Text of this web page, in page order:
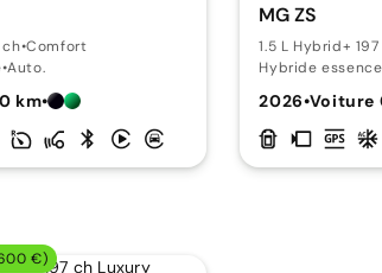
ch•Comfort
•Auto.
km•
MG ZS
1.5 L Hybrid+
Hybride essence
2026•Voiture
600 €)